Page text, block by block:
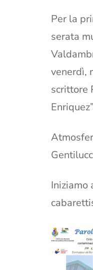
Per la
serata
venerdì,
scrittore
Iniziamo